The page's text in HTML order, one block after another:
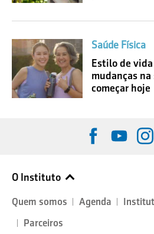
Saúde Física
Estilo de
mudanças
começar hoje
O Instituto
Quem somos Agenda
Parceiros